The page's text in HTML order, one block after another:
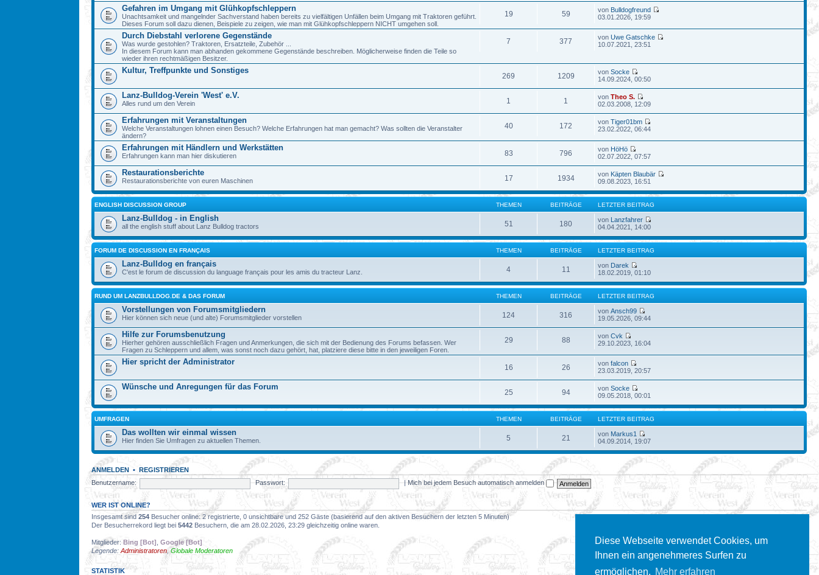
Diese Webseite verwendet Cookies, um
Ihnen ein angenehmeres Surfen zu
ermöglichen. Mehr erfahren
Gefahren im Umgang mit Glühkopfschleppern
Unachtsamkeit und mangelnder Sachverstand haben bereits zu vielfältigen Unfällen beim Umgang mit Traktoren geführt.
Dieses Forum soll dazu dienen, Beispiele zu zeigen, wie man mit Glühkopfschleppern NICHT umgehen soll.
19 59 von Bulldogfreund
03.01.2026, 19:59
Durch Diebstahl verlorene Gegenstände
Was wurde gestohlen? Traktoren, Ersatzteile, Zubehör ...
In diesem Forum kann man abhanden gekommene Gegenstände beschreiben. Möglicherweise finden die Teile so
wieder ihren rechtmäßigen Besitzer.
7 377 vonUwe Gatschke
10.07.2021, 23:51
Kultur, Treffpunkte und Sonstiges
269 1209 vonSocke
14.09.2024, 00:50
Lanz-Bulldog-Verein 'West' e.V.
Alles rund um den Verein 1 1 vonTheo S.
02.03.2008, 12:09
Erfahrungen mit Veranstaltungen
Welche Veranstaltungen lohnen einen Besuch? Welche Erfahrungen hat man gemacht? Was sollten die Veranstalter
ändern?
40 172 vonTiger01bm
23.02.2022, 06:44
Erfahrungen mit Händlern und Werkstätten
Erfahrungen kann man hier diskutieren 83 796 von HöHö
02.07.2022, 07:57
Restaurationsberichte
Restaurationsberichte von euren Maschinen 17 1934 von Käpten Blaubär
09.08.2023, 16:51
ENGLISH DISCUSSION GROUP THEMEN BEITRÄGE LETZTER BEITRAG
Lanz-Bulldog - in English
all the english stuff about Lanz Bulldog tractors 51 180 von Lanzfahrer
04.04.2021, 14:00
FORUM DE DISCUSSION EN FRANÇAIS THEMEN BEITRÄGE LETZTER BEITRAG
Lanz-Bulldog en français
C'est le forum de discussion du language français pour les amis du tracteur Lanz. 4 11 von Darek
18.02.2019, 01:10
RUND UM LANZBULLDOG.DE & DAS FORUM THEMEN BEITRÄGE LETZTER BEITRAG
Vorstellungen von Forumsmitgliedern
Hier können sich neue (und alte) Forumsmitglieder vorstellen 124 316 vonAnsch99
19.05.2026, 09:44
Hilfe zur Forumsbenutzung
Hierher gehören ausschließlich Fragen und Anmerkungen, die sich mit der Bedienung des Forums befassen. Wer
Fragen zu Schleppern und allem, was sonst noch dazu gehört, hat, platziere diese bitte in den jeweiligen Foren.
29 88 vonCvk
29.10.2023, 16:04
Hier spricht der Administrator
16 26 vonfalcon
23.03.2019, 20:57
Wünsche und Anregungen für das Forum
25 94 vonSocke
09.05.2018, 00:01
UMFRAGEN THEMEN BEITRÄGE LETZTER BEITRAG
Das wollten wir einmal wissen
Hier finden Sie Umfragen zu aktuellen Themen. 5 21 von Markus1
04.09.2014, 19:07
ANMELDEN • REGISTRIEREN
Benutzername:
Passwort: |Mich bei jedem Besuch automatisch anmelden
WER IST ONLINE?
Insgesamt sind 254 Besucher online: 2 registrierte, 0 unsichtbare und 252 Gäste (basierend auf den aktiven Besuchern der letzten 5 Minuten)
Der Besucherrekord liegt bei 5442 Besuchern, die am 28.02.2026, 23:29 gleichzeitig online waren.
Mitglieder: Bing [Bot] Google [Bot]
Legende: Administratoren ,Globale Moderatoren
STATISTIK